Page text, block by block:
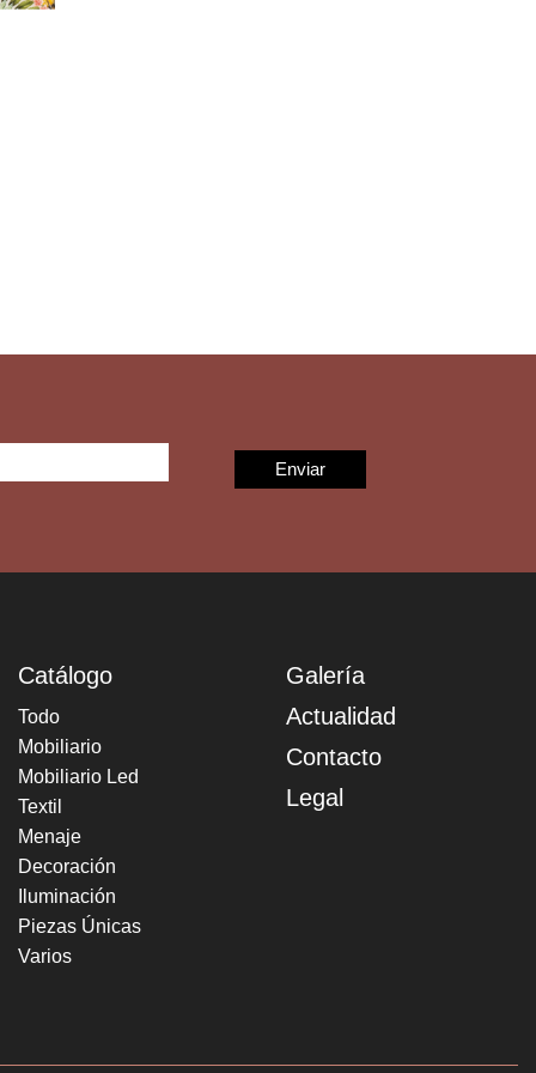
Catálogo
Todo
Mobiliario
Mobiliario Led
Textil
Menaje
Decoración
Iluminación
Piezas Únicas
Varios
Galería
Actualidad
Contacto
Legal